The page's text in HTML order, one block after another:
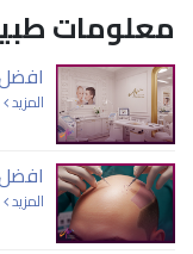
معلومات
افضل
المزيد
المزيد